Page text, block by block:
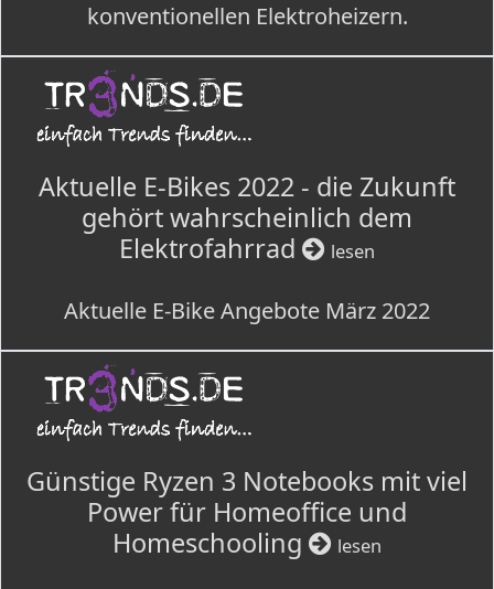
konventionellen Elektroheizern.
Aktuelle E-Bikes 2022 - die Zukunft
gehört wahrscheinlich dem
Elektrofahrrad
lesen
Aktuelle E-Bike Angebote März 2022
Günstige Ryzen 3 Notebooks mit viel
Power für Homeoffice und
Homeschooling
lesen